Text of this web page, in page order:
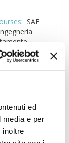
ed
media e per
inoltre
: SAE
di
Webinar
15